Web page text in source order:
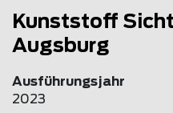
Kunststoff
Augsburg
Ausführungsjahr
2023